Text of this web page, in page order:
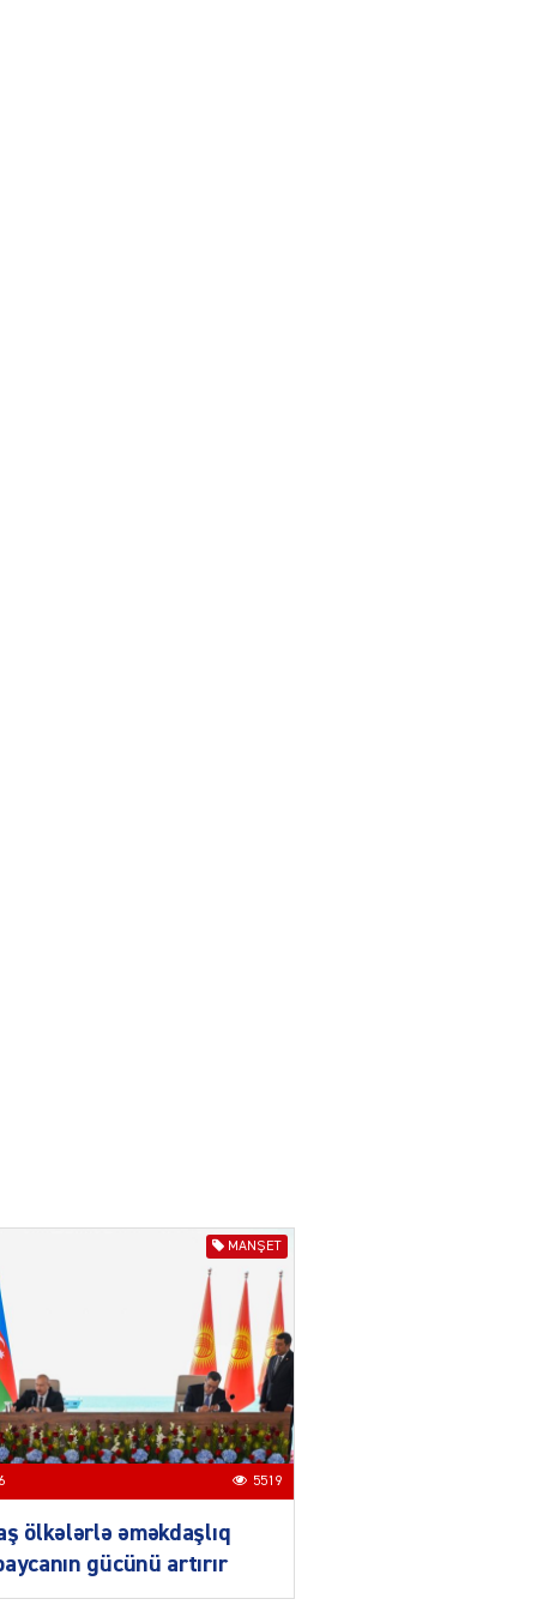
Hüseyn Həsənov haqqında
Milyonluq əmlakı müsadirə
04.08.2026 5498
İlham Əliyev bu rayona yeni
04.08.2026 4411
MANŞET
5519
ölkələrlə əməkdaşlıq
gücünü artırır